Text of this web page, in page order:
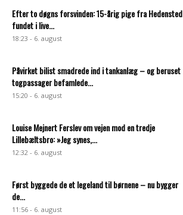
Efter to døgns forsvinden: 15-årig pige fra Hedensted
fundet i live...
18:23 - 6. august
Påvirket bilist smadrede ind i tankanlæg – og beruset
togpassager befamlede...
15:20 - 6. august
Louise Mejnert Ferslev om vejen mod en tredje
Lillebæltsbro: »Jeg synes,...
12:32 - 6. august
Først byggede de et legeland til børnene – nu bygger
de...
11:56 - 6. august